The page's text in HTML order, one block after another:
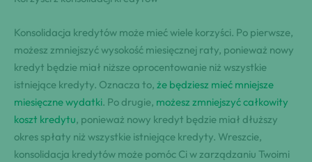
Konsolidacja kredytów może mieć wiele korzyści. Po pierwsze,
możesz zmniejszyć wysokość miesięcznej raty, ponieważ nowy
kredyt będzie miał niższe oprocentowanie niż wszystkie
istniejące kredyty. Oznacza to, że będziesz mieć mniejsze
miesięczne wydatki. Po drugie, możesz zmniejszyć całkowity
koszt kredytu, ponieważ nowy kredyt będzie miał dłuższy
okres spłaty niż wszystkie istniejące kredyty. Wreszcie,
konsolidacja kredytów może pomóc Ci w zarządzaniu Twoimi